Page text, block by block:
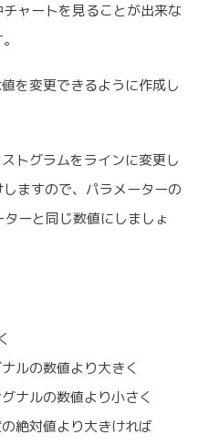
ャートを見ることが出来な
を変更できるように作成し
トグラムをラインに変更し
ますので、パラメーターの
ーと同じ数値にしましょ
ルの数値より大きく
ナルの数値より小さく
絶対値より大きければ